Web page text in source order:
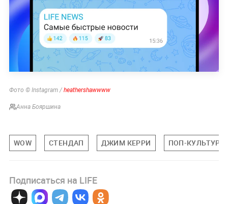
Фото © Instagram / heathershawwww
Анна Бояршина
WOW СТЕНДАП ДЖИМ КЕРРИ ПОП-КУЛЬТУРА
Подписаться на LIFE